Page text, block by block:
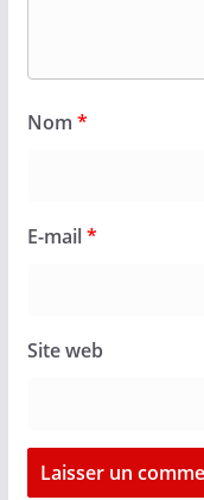
Nom *
E-mail*
Site web